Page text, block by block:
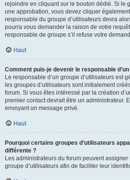
rejoindre en cliquant sur le bouton dédié. Si le
une approbation, vous devez cliquer
responsable du groupe d’utilisateurs devra
pourra vous demander la raison de votre
responsable de groupe s’il refuse votre
Haut
Comment puis-je devenir le responsable
Le responsable d’un groupe d’utilisateurs est
les groupes d’utilisateurs sont initialement
forum. Si vous êtes intéressé par la création
premier contact devrait être un administrateur.
envoyant un message privé.
Haut
Pourquoi certains groupes d’utilisateurs
différente ?
Les administrateurs du forum peuvent
groupe d’utilisateurs afin de faciliter leur